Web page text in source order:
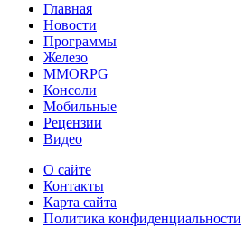
Главная
Новости
Программы
Железо
MMORPG
Консоли
Мобильные
Рецензии
Видео
О сайте
Контакты
Карта сайта
Политика конфиденциальности